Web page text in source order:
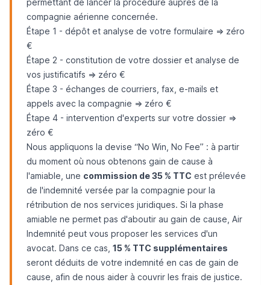
permettant de lancer la procédure auprès de la
compagnie aérienne concernée.
Étape 1 - dépôt et analyse de votre formulaire => zéro
€
Étape 2 - constitution de votre dossier et analyse de
vos justificatifs => zéro €
Étape 3 - échanges de courriers, fax, e-mails et
appels avec la compagnie => zéro €
Étape 4 - intervention d'experts sur votre dossier =>
zéro €
Nous appliquons la devise “No Win, No Fee” : à partir
du moment où nous obtenons gain de cause à
l'amiable, une commission de 35 % TTC est prélevée
de l'indemnité versée par la compagnie pour la
rétribution de nos services juridiques. Si la phase
amiable ne permet pas d'aboutir au gain de cause, Air
Indemnité peut vous proposer les services d'un
avocat. Dans ce cas, 15 % TTC supplémentaires
seront déduits de votre indemnité en cas de gain de
cause, afin de nous aider à couvrir les frais de justice.